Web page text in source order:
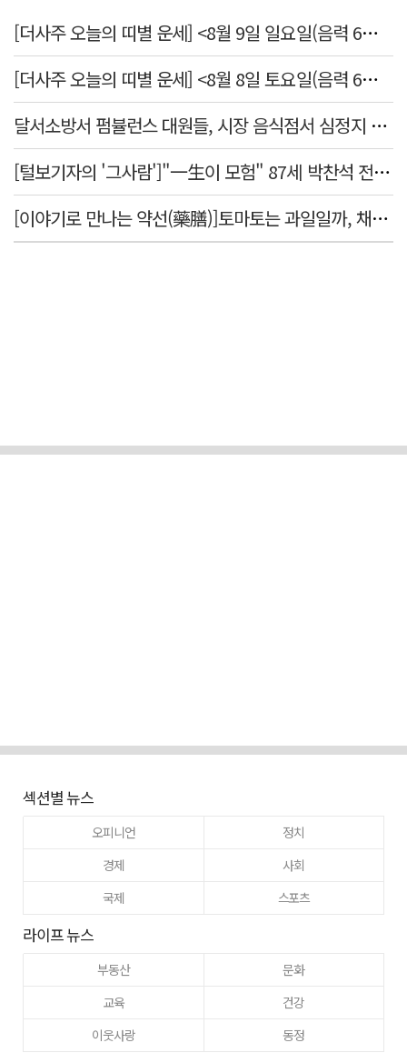
[더사주 오늘의 띠별 운세] <8월 9일 일요일(음력 6월27일)>
[더사주 오늘의 띠별 운세] <8월 8일 토요일(음력 6월26일)>
달서소방서 펌뷸런스 대원들, 시장 음식점서 심정지 환자 생명 살려
[털보기자의 '그사람']"一生이 모험" 87세 박찬석 전 경북대 총장
[이야기로 만나는 약선(藥膳)]토마토는 과일일까, 채소일까
섹션별 뉴스
오피니언
정치
경제
사회
국제
스포츠
라이프 뉴스
부동산
문화
교육
건강
이웃사랑
동정